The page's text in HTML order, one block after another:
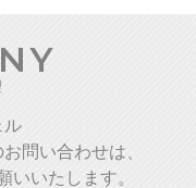
ル
問い合わせは、
いたします。